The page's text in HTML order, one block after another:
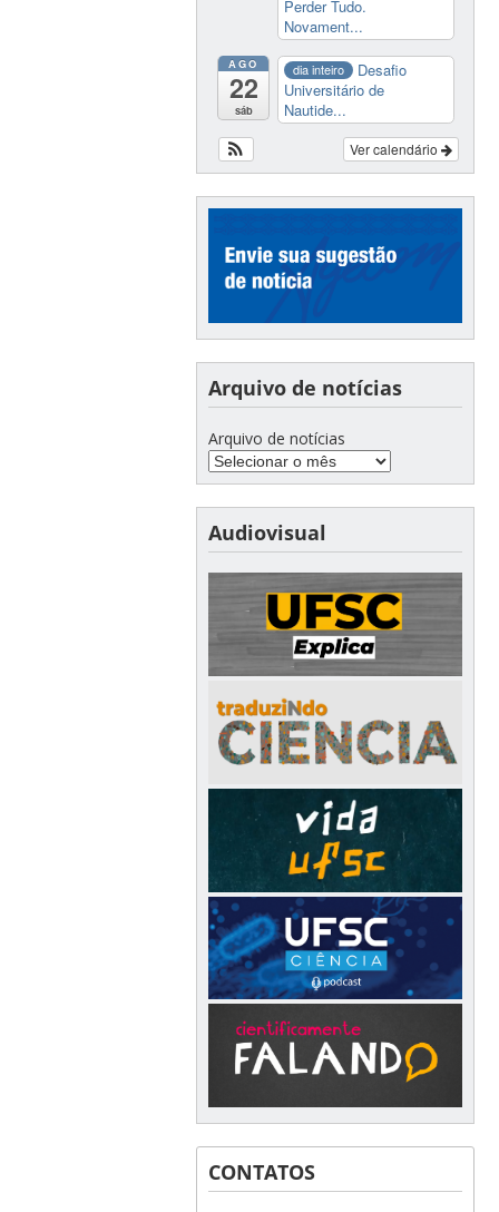
Perder Tudo.
Novament...
AGO
22
sáb
dia inteiro
Desafio
Universitário de
Nautide...
Ver calendário
Arquivo de notícias
Arquivo de notícias
Audiovisual
CONTATOS